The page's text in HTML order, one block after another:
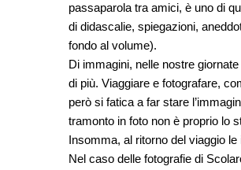
passaparola tra amici, è uno di
di didascalie, spiegazioni,
fondo al volume).
Di immagini, nelle nostre
di più. Viaggiare e fotografare,
però si fatica a far stare
tramonto in foto non è proprio lo
Insomma, al ritorno del viaggio
Nel caso delle fotografie di